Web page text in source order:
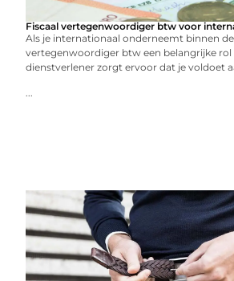
Fiscaal vertegenwoordiger btw voor
Als je internationaal onderneemt binnen de
vertegenwoordiger btw een belangrijke rol
dienstverlener zorgt ervoor dat je voldoet
...